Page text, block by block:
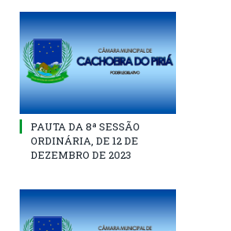
PAUTA DA 8ª SESSÃO
ORDINÁRIA, DE 12 DE
DEZEMBRO DE 2023